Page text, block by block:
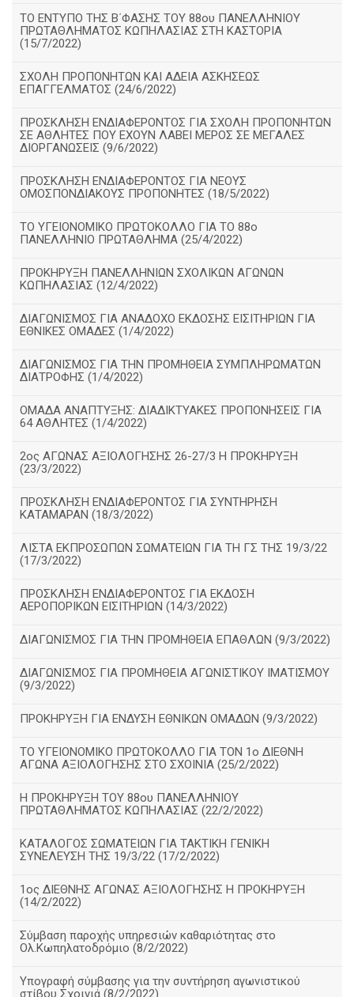
ΤΟ ΕΝΤΥΠΟ ΤΗΣ Β΄ΦΑΣΗΣ ΤΟΥ 88ου ΠΑΝΕΛΛΗΝΙΟΥ
ΠΡΩΤΑΘΛΗΜΑΤΟΣ ΚΩΠΗΛΑΣΙΑΣ ΣΤΗ ΚΑΣΤΟΡΙΑ
(15/7/2022)
ΣΧΟΛΗ ΠΡΟΠΟΝΗΤΩΝ ΚΑΙ ΑΔΕΙΑ ΑΣΚΗΣΕΩΣ
ΕΠΑΓΓΕΛΜΑΤΟΣ (24/6/2022)
ΠΡΟΣΚΛΗΣΗ ΕΝΔΙΑΦΕΡΟΝΤΟΣ ΓΙΑ ΣΧΟΛΗ ΠΡΟΠΟΝΗΤΩΝ
ΣΕ ΑΘΛΗΤΕΣ ΠΟΥ ΕΧΟΥΝ ΛΑΒΕΙ ΜΕΡΟΣ ΣΕ ΜΕΓΑΛΕΣ
ΔΙΟΡΓΑΝΩΣΕΙΣ (9/6/2022)
ΠΡΟΣΚΛΗΣΗ ΕΝΔΙΑΦΕΡΟΝΤΟΣ ΓΙΑ ΝΕΟΥΣ
ΟΜΟΣΠΟΝΔΙΑΚΟΥΣ ΠΡΟΠΟΝΗΤΕΣ (18/5/2022)
ΤΟ ΥΓΕΙΟΝΟΜΙΚΟ ΠΡΩΤΟΚΟΛΛΟ ΓΙΑ ΤΟ 88ο
ΠΑΝΕΛΛΗΝΙΟ ΠΡΩΤΑΘΛΗΜΑ (25/4/2022)
ΠΡΟΚΗΡΥΞΗ ΠΑΝΕΛΛΗΝΙΩΝ ΣΧΟΛΙΚΩΝ ΑΓΩΝΩΝ
ΚΩΠΗΛΑΣΙΑΣ (12/4/2022)
ΔΙΑΓΩΝΙΣΜΟΣ ΓΙΑ ΑΝΑΔΟΧΟ ΕΚΔΟΣΗΣ ΕΙΣΙΤΗΡΙΩΝ ΓΙΑ
ΕΘΝΙΚΕΣ ΟΜΑΔΕΣ (1/4/2022)
ΔΙΑΓΩΝΙΣΜΟΣ ΓΙΑ ΤΗΝ ΠΡΟΜΗΘΕΙΑ ΣΥΜΠΛΗΡΩΜΑΤΩΝ
ΔΙΑΤΡΟΦΗΣ (1/4/2022)
ΟΜΑΔΑ ΑΝΑΠΤΥΞΗΣ: ΔΙΑΔΙΚΤΥΑΚΕΣ ΠΡΟΠΟΝΗΣΕΙΣ ΓΙΑ
64 ΑΘΛΗΤΕΣ (1/4/2022)
2ος ΑΓΩΝΑΣ ΑΞΙΟΛΟΓΗΣΗΣ 26-27/3 Η ΠΡΟΚΗΡΥΞΗ
(23/3/2022)
ΠΡΟΣΚΛΗΣΗ ΕΝΔΙΑΦΕΡΟΝΤΟΣ ΓΙΑ ΣΥΝΤΗΡΗΣΗ
ΚΑΤΑΜΑΡΑΝ (18/3/2022)
ΛΙΣΤΑ ΕΚΠΡΟΣΩΠΩΝ ΣΩΜΑΤΕΙΩΝ ΓΙΑ ΤΗ ΓΣ ΤΗΣ 19/3/22
(17/3/2022)
ΠΡΟΣΚΛΗΣΗ ΕΝΔΙΑΦΕΡΟΝΤΟΣ ΓΙΑ ΕΚΔΟΣΗ
ΑΕΡΟΠΟΡΙΚΩΝ ΕΙΣΙΤΗΡΙΩΝ (14/3/2022)
ΔΙΑΓΩΝΙΣΜΟΣ ΓΙΑ ΤΗΝ ΠΡΟΜΗΘΕΙΑ ΕΠΑΘΛΩΝ (9/3/2022)
ΔΙΑΓΩΝΙΣΜΟΣ ΓΙΑ ΠΡΟΜΗΘΕΙΑ ΑΓΩΝΙΣΤΙΚΟΥ ΙΜΑΤΙΣΜΟΥ
(9/3/2022)
ΠΡΟΚΗΡΥΞΗ ΓΙΑ ΕΝΔΥΣΗ ΕΘΝΙΚΩΝ ΟΜΑΔΩΝ (9/3/2022)
ΤΟ ΥΓΕΙΟΝΟΜΙΚΟ ΠΡΩΤΟΚΟΛΛΟ ΓΙΑ ΤΟΝ 1ο ΔΙΕΘΝΗ
ΑΓΩΝΑ ΑΞΙΟΛΟΓΗΣΗΣ ΣΤΟ ΣΧΟΙΝΙΑ (25/2/2022)
Η ΠΡΟΚΗΡΥΞΗ ΤΟΥ 88ου ΠΑΝΕΛΛΗΝΙΟΥ
ΠΡΩΤΑΘΛΗΜΑΤΟΣ ΚΩΠΗΛΑΣΙΑΣ (22/2/2022)
ΚΑΤΑΛΟΓΟΣ ΣΩΜΑΤΕΙΩΝ ΓΙΑ ΤΑΚΤΙΚΗ ΓΕΝΙΚΗ
ΣΥΝΕΛΕΥΣΗ ΤΗΣ 19/3/22 (17/2/2022)
1ος ΔΙΕΘΝΗΣ ΑΓΩΝΑΣ ΑΞΙΟΛΟΓΗΣΗΣ Η ΠΡΟΚΗΡΥΞΗ
(14/2/2022)
Σύμβαση παροχής υπηρεσιών καθαριότητας στο
Ολ.Κωπηλατοδρόμιο (8/2/2022)
Υπογραφή σύμβασης για την συντήρηση αγωνιστικού
στίβου Σχοινιά (8/2/2022)